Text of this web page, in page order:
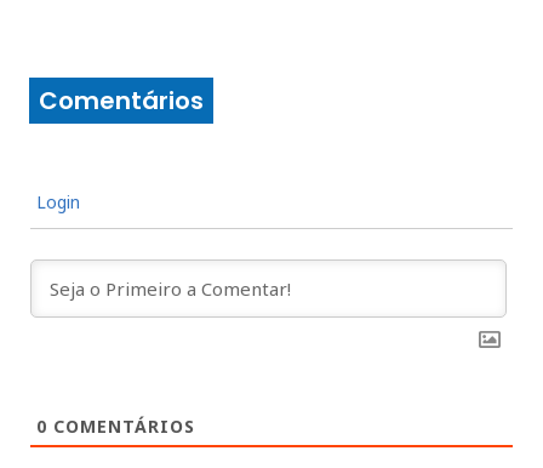
Comentários
Login
0 COMENTÁRIOS